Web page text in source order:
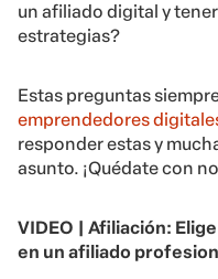
un afiliado digital y
estrategias?
Estas preguntas
emprendedores
responder estas y
asunto. ¡Quédate con
VIDEO | Afiliación:
en un afiliado